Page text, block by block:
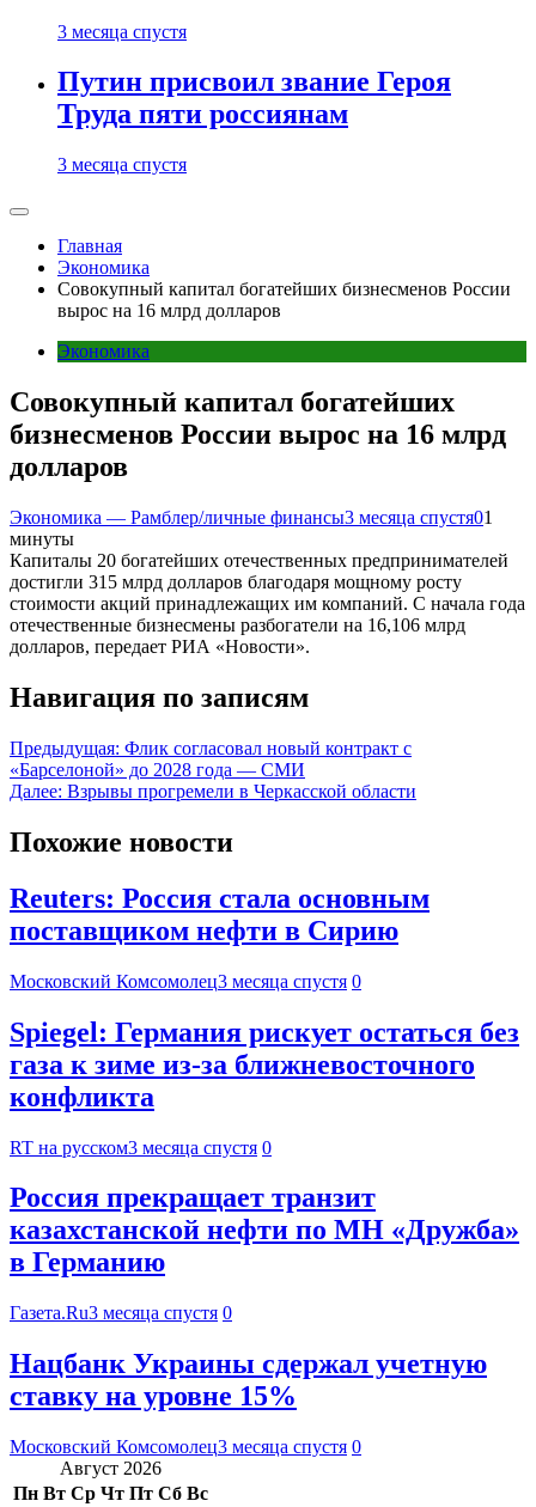
3 месяца спустя
Путин присвоил звание Героя
Труда пяти россиянам
3 месяца спустя
Главная
Экономика
Совокупный капитал богатейших бизнесменов России
вырос на 16 млрд долларов
Экономика
Совокупный капитал богатейших
бизнесменов России вырос на 16 млрд
долларов
Экономика — Рамблер/личные финансы3 месяца спустя01
минуты
Капиталы 20 богатейших отечественных предпринимателей
достигли 315 млрд долларов благодаря мощному росту
стоимости акций принадлежащих им компаний. С начала года
отечественные бизнесмены разбогатели на 16,106 млрд
долларов, передает РИА «Новости».
Навигация по записям
Предыдущая: Флик согласовал новый контракт с
«Барселоной» до 2028 года — СМИ
Далее: Взрывы прогремели в Черкасской области
Похожие новости
Reuters: Россия стала основным
поставщиком нефти в Сирию
Московский Комсомолец3 месяца спустя 0
Spiegel: Германия рискует остаться без
газа к зиме из-за ближневосточного
конфликта
RT на русском3 месяца спустя 0
Россия прекращает транзит
казахстанской нефти по МН «Дружба»
в Германию
Газета.Ru3 месяца спустя 0
Нацбанк Украины сдержал учетную
ставку на уровне 15%
Московский Комсомолец3 месяца спустя 0
Август 2026
Пн Вт Ср Чт Пт Сб Вс